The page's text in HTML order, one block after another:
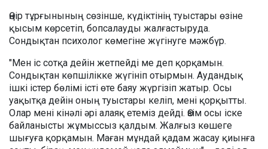
Өңір тұрғынының сөзінше, күдіктінің туыстары өзіне
қысым көрсетіп, бопсалауды жалғастыруда.
Сондықтан психолог көмегіне жүгінуге мәжбүр.
"Мен іс сотқа дейін жетпейді ме деп қорқамын.
Сондықтан көпшілікке жүгініп отырмын. Аудандық
ішкі істер бөлімі істі өте баяу жүргізіп жатыр. Осы
уақытқа дейін оның туыстары келіп, мені қорқытты.
Олар мені кінәлі әрі алаяқ етеміз дейді. Өзім осы іске
байланысты жұмыссыз қалдым. Жалғыз көшеге
шығуға қорқамын. Маған мұндай қадам жасау қиынға